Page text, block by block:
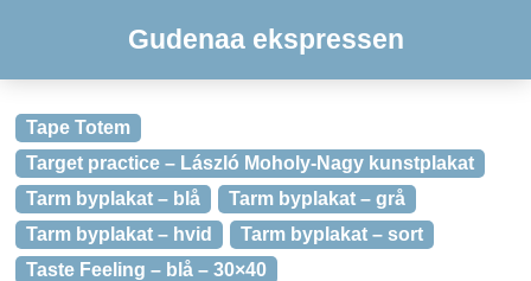
Gudenaa ekspressen
Tape Totem
Target practice – László Moholy-Nagy kunstplakat
Tarm byplakat – blå
Tarm byplakat – grå
Tarm byplakat – hvid
Tarm byplakat – sort
Taste Feeling – blå – 30×40